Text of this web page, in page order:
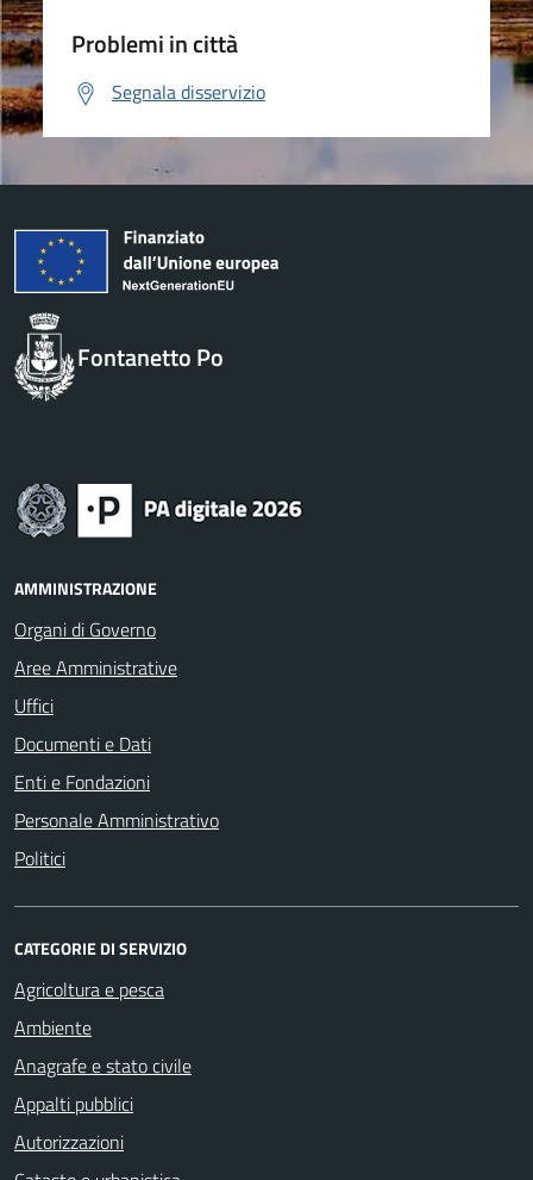
Problemi in città
Segnala disservizio
Fontanetto Po
AMMINISTRAZIONE
Organi di Governo
Aree Amministrative
Uffici
Documenti e Dati
Enti e Fondazioni
Personale Amministrativo
Politici
CATEGORIE DI SERVIZIO
Agricoltura e pesca
Ambiente
Anagrafe e stato civile
Appalti pubblici
Autorizzazioni